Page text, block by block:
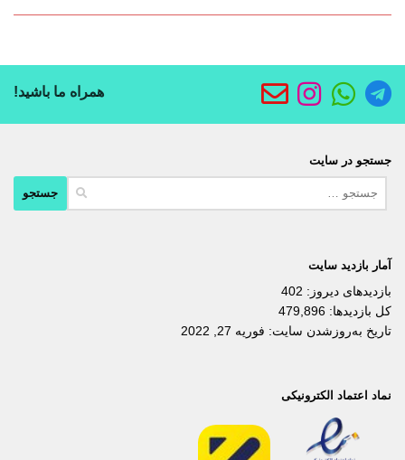
همراه ما باشید!
جستجو در سایت
آمار بازدید سایت
بازدیدهای دیروز: 402
کل بازدیدها: 479,896
تاریخ به‌روزشدن سایت: فوریه 27, 2022
نماد اعتماد الکترونیکی